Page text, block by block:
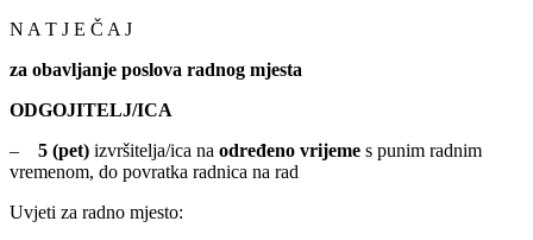
N A T J E Č A J
za obavljanje poslova radnog mjesta
ODGOJITELJ/ICA
– 5 (pet) izvršitelja/ica na određeno vrijeme s punim radnim
vremenom, do povratka radnica na rad
Uvjeti za radno mjesto: